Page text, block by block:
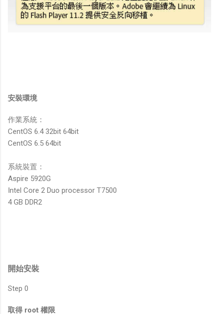
安裝環境
作業系統：
CentOS 6.4 32bit 64bit
CentOS 6.5 64bit
系統裝置：
Aspire 5920G
Intel Core 2 Duo processor T7500
4 GB DDR2
開始安裝
Step 0
取得 root 權限